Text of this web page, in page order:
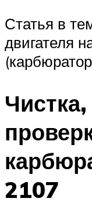
Статья в
двигателя
2107